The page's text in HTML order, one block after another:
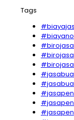
Tags